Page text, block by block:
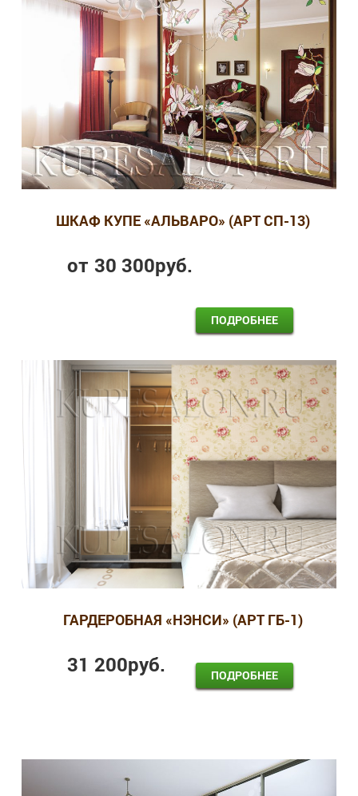
ШКАФ КУПЕ «АЛЬВАРО» (АРТ СП-13)
от 30 300руб.
ПОДРОБНЕЕ
ГАРДЕРОБНАЯ «НЭНСИ» (АРТ ГБ-1)
31 200руб. ПОДРОБНЕЕ